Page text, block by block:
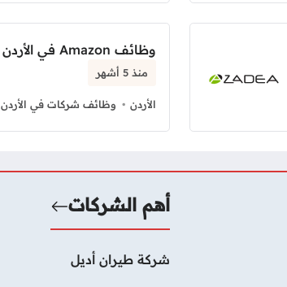
وظائف Amazon في الأردن بدوام كامل
منذ 5 أشهر
الأردن وظائف شركات في الأردن
أهم الشركات
شركة طيران أديل